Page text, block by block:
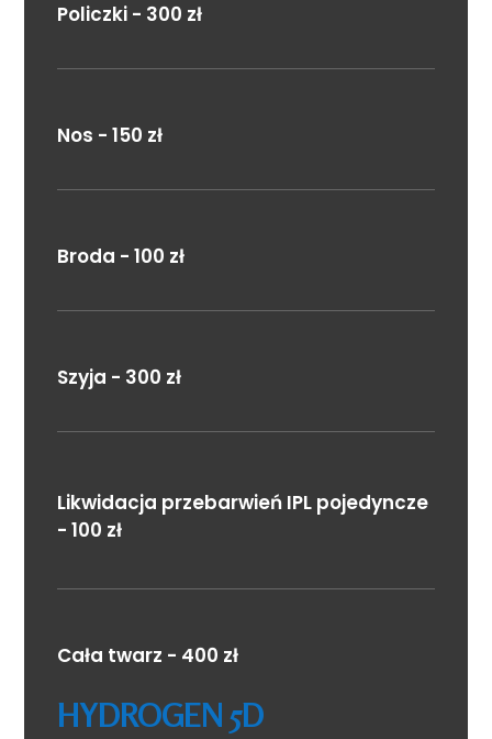
Policzki - 300 zł
Nos - 150 zł
Broda - 100 zł
Szyja - 300 zł
Likwidacja przebarwień IPL pojedyncze
- 100 zł
Cała twarz - 400 zł
HYDROGEN 5D